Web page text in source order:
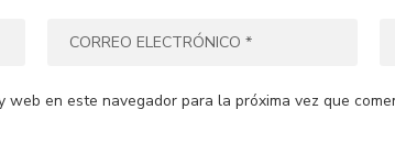
web en este navegador para la próxima vez que